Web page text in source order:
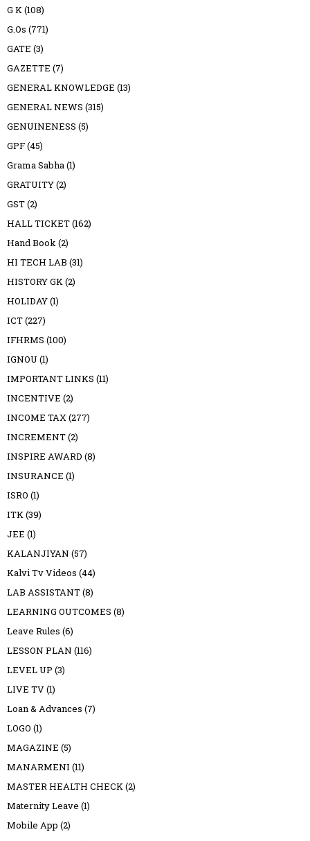
G K(108)
G.Os (771)
GATE (3)
GAZETTE (7)
GENERAL KNOWLEDGE (13)
GENERAL NEWS (315)
GENUINENESS (5)
GPF(45)
Grama Sabha(1)
GRATUITY(2)
GST(2)
HALL TICKET(162)
Hand Book(2)
HI TECH LAB (31)
HISTORY GK(2)
HOLIDAY(1)
ICT(227)
IFHRMS (100)
IGNOU (1)
IMPORTANT LINKS (11)
INCENTIVE (2)
INCOME TAX(277)
INCREMENT(2)
INSPIRE AWARD (8)
INSURANCE (1)
ISRO (1)
ITK(39)
JEE (1)
KALANJIYAN (57)
Kalvi Tv Videos (44)
LAB ASSISTANT(8)
LEARNING OUTCOMES (8)
Leave Rules (6)
LESSON PLAN (116)
LEVEL UP (3)
LIVE TV(1)
Loan & Advances (7)
LOGO (1)
MAGAZINE (5)
MANARMENI (11)
MASTER HEALTH CHECK(2)
Maternity Leave (1)
Mobile App (2)